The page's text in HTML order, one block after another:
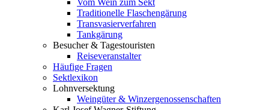
Vom Wein zum Sekt
Traditionelle Flaschengärung
Transvasierverfahren
Tankgärung
Besucher & Tagestouristen
Reiseveranstalter
Häufige Fragen
Sektlexikon
Lohnversektung
Weingüter & Winzergenossenschaften